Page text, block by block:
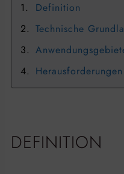
Definition
Technische
Herausforderungen
DEFINITION